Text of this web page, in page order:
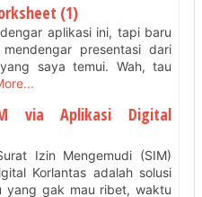
(1)
aplikasi ini, tapi baru
presentasi dari
saya temui. Wah, tau
via Aplikasi Digital
Izin Mengemudi (SIM)
Korlantas adalah solusi
yang gak mau ribet, waktu